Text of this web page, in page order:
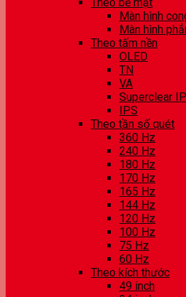
Màn hình
Màn hình
Theo tấm nền
OLED
TN
VA
Superclear
IPS
Theo tần số quét
360 Hz
240 Hz
180 Hz
170 Hz
165 Hz
144 Hz
120 Hz
100 Hz
75 Hz
60 Hz
Theo kích thước
49 inch